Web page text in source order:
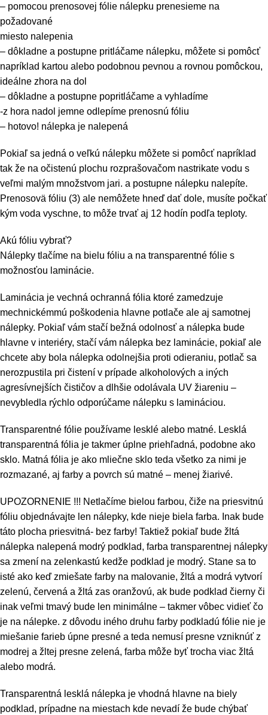
– pomocou prenosovej fólie nálepku prenesieme na
požadované
miesto nalepenia
– dôkladne a postupne pritláčame nálepku, môžete si pomôcť
napríklad kartou alebo podobnou pevnou a rovnou pomôckou,
ideálne zhora na dol
– dôkladne a postupne popritláčame a vyhladíme
-z hora nadol jemne odlepíme prenosnú fóliu
– hotovo! nálepka je nalepená
Pokiaľ sa jedná o veľkú nálepku môžete si pomôcť napríklad
tak že na očistenú plochu rozprašovačom nastrikate vodu s
veľmi malým množstvom jari. a postupne nálepku nalepíte.
Prenosovä fóliu (3) ale nemôžete hneď dať dole, musíte počkať
kým voda vyschne, to môže trvať aj 12 hodín podľa teploty.
Akú fóliu vybrať?
Nálepky tlačíme na bielu fóliu a na transparentné fólie s
možnosťou laminácie.
Laminácia je vechná ochranná fólia ktoré zamedzuje
mechnickémmú poškodenia hlavne potlače ale aj samotnej
nálepky. Pokiaľ vám stačí bežná odolnosť a nálepka bude
hlavne v interiéry, stačí vám nálepka bez laminácie, pokiaľ ale
chcete aby bola nálepka odolnejšia proti odieraniu, potlač sa
nerozpustila pri čistení v prípade alkoholových a iných
agresívnejších čističov a dlhšie odolávala UV žiareniu –
nevybledla rýchlo odporúčame nálepku s lamináciou.
Transparentné fólie používame lesklé alebo matné. Lesklá
transparentná fólia je takmer úplne priehľadná, podobne ako
sklo. Matná fólia je ako mliečne sklo teda všetko za nimi je
rozmazané, aj farby a povrch sú matné – menej žiarivé.
UPOZORNENIE !!! Netlačíme bielou farbou, čiže na priesvitnú
fóliu objednávajte len nálepky, kde nieje biela farba. Inak bude
táto plocha priesvitná- bez farby! Taktiež pokiaľ bude žltá
nálepka nalepená modrý podklad, farba transparentnej nálepky
sa zmení na zelenkastú kedže podklad je modrý. Stane sa to
isté ako keď zmiešate farby na malovanie, žltá a modrá vytvorí
zelenú, červená a žltá zas oranžovú, ak bude podklad čierny či
inak veľmi tmavý bude len minimálne – takmer vôbec vidieť čo
je na nálepke. z dôvodu iného druhu farby podkladú fólie nie je
miešanie farieb úpne presné a teda nemusí presne vzniknúť z
modrej a žltej presne zelená, farba môže byť trocha viac žltá
alebo modrá.
Transparentná lesklá nálepka je vhodná hlavne na biely
podklad, prípadne na miestach kde nevadí že bude chýbať